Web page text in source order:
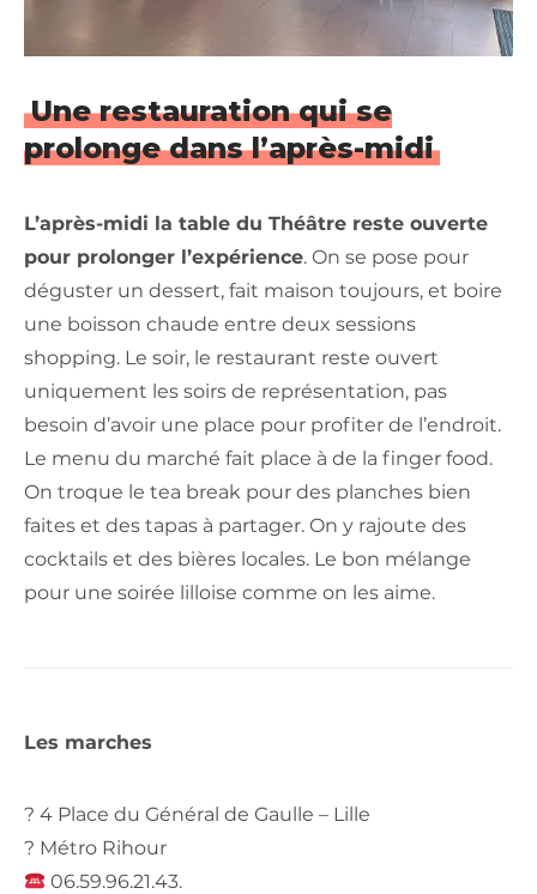
Une restauration qui se
prolonge dans l’après-midi
L’après-midi la table du Théâtre reste ouverte
pour prolonger l’expérience. On se pose pour
déguster un dessert, fait maison toujours, et boire
une boisson chaude entre deux sessions
shopping. Le soir, le restaurant reste ouvert
uniquement les soirs de représentation, pas
besoin d’avoir une place pour profiter de l’endroit.
Le menu du marché fait place à de la finger food.
On troque le tea break pour des planches bien
faites et des tapas à partager. On y rajoute des
cocktails et des bières locales. Le bon mélange
pour une soirée lilloise comme on les aime.
Les marches
? 4 Place du Général de Gaulle – Lille
? Métro Rihour
06.59.96.21.43.